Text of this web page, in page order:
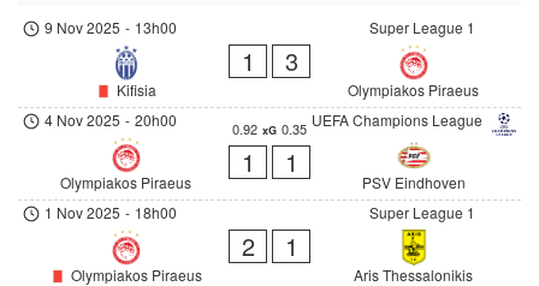
Super League 1
9 Nov 2025 - 13h00
Kifisia
1 3
Olympiakos Piraeus
UEFA Champions League
4 Nov 2025 - 20h00
Olympiakos Piraeus
0.92 xG 0.35
1 1
PSV Eindhoven
Super League 1
1 Nov 2025 - 18h00
Olympiakos Piraeus
2 1
Aris Thessalonikis